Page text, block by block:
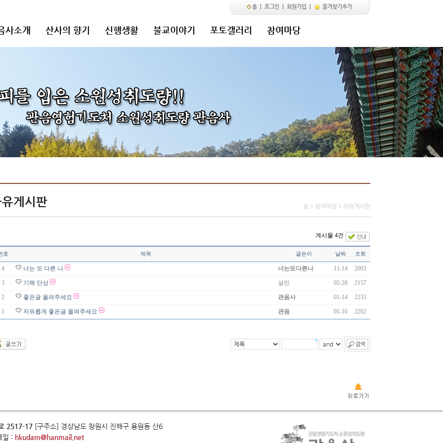
홈| 로그인 회원가입 즐겨찾기추가
사소개 산사의 향기 신행생활 불교이야기 포토갤러리 참여마당
게시판 홈 > 참여마당 > 자유게시판
게시물 4건
호 제목 글쓴이 날짜 조회
4 너는 또 다른 나 너는또다른나 11-14 2003
3 기해 단상 설린 02-28 2157
2 좋은글 올려주세요 관음사 01-14 2233
1 자유롭게 좋은글 올려주세요 관음 01-10 2202
2517-17 [구주소] 경상남도 창원시 진해구 용원동 산6
일 : hkudam@hanmail.net